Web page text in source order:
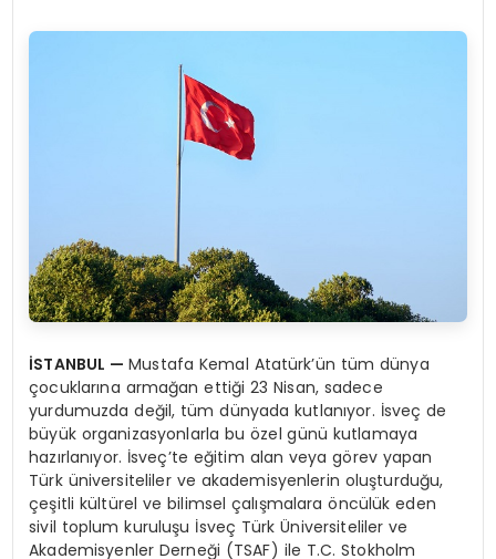
İSTANBUL —Mustafa Kemal Atatürk’ün tüm dünya
çocuklarına armağan ettiği 23 Nisan, sadece
yurdumuzda değil, tüm dünyada kutlanıyor. İsveç de
büyük organizasyonlarla bu özel günü kutlamaya
hazırlanıyor. İsveç’te eğitim alan veya görev yapan
Türk üniversiteliler ve akademisyenlerin oluşturduğu,
çeşitli kültürel ve bilimsel çalışmalara öncülük eden
sivil toplum kuruluşu İsveç Türk Üniversiteliler ve
Akademisyenler Derneği (TSAF) ile T.C. Stokholm